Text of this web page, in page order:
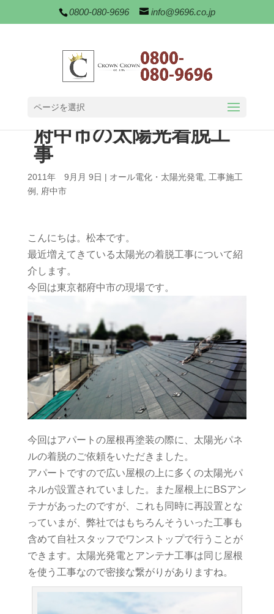
0800-080-9696 info@9696.co.jp
ページを選択
府中市の太陽光着脱工
事
2011年 9月月 9日 | オール電化・太陽光発電, 工事施工
例
府中市
こんにちは。松本です。
最近増えてきている太陽光の着脱工事について紹
介します。
今回は東京都府中市の現場です。
今回はアパートの屋根再塗装の際に、太陽光パネ
ルの着脱のご依頼をいただきました。
アパートですので広い屋根の上に多くの太陽光パ
ネルが設置されていました。また屋根上にBSアン
テナがあったのですが、これも同時に再設置とな
っていまが、弊社ではもちろんそういった工事も
含めて自社スタッフでワンストップで行うことが
できます。太陽光発電とアンテナ工事は同じ屋根
を使う工事なので密接な繋がりがありますね。